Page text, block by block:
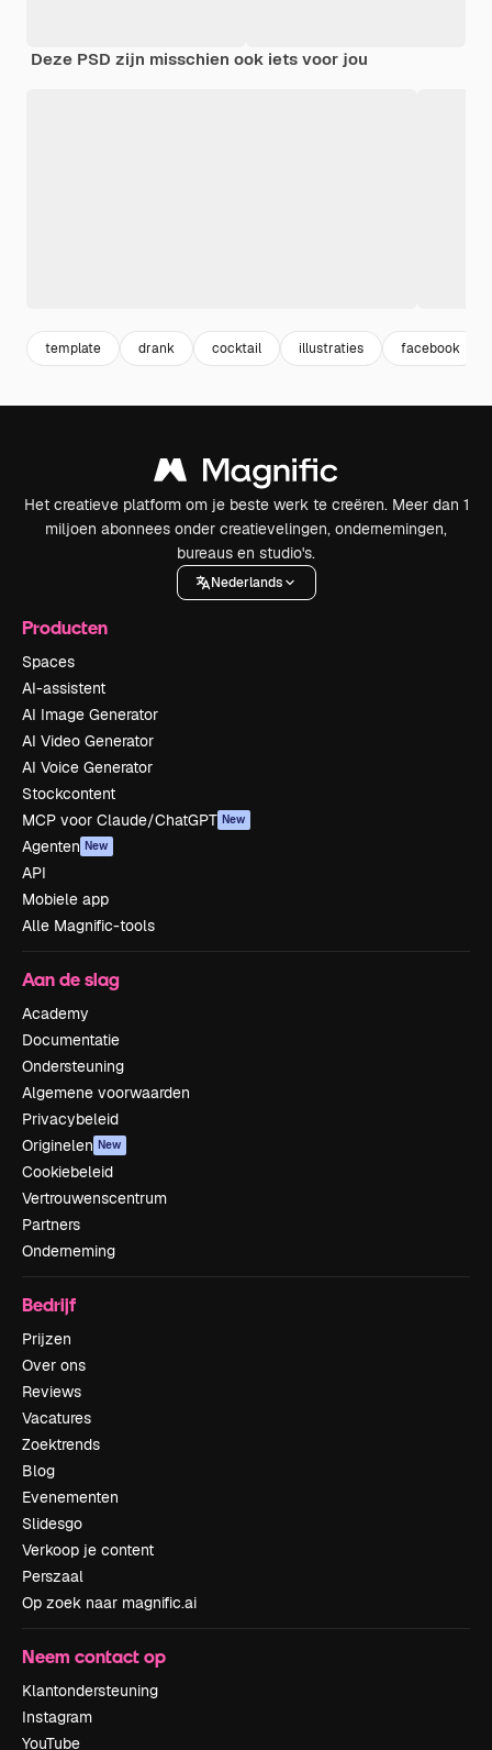
Deze PSD zijn misschien ook iets voor jou
template drank cocktail illustraties facebook
Het creatieve platform om je beste werk te creëren. Meer dan 1
miljoen abonnees onder creatievelingen, ondernemingen,
bureaus en studio's.
Nederlands
Producten
Spaces
AI-assistent
AI Image Generator
AI Video Generator
AI Voice Generator
Stockcontent
MCP voor Claude/ChatGPT New
Agenten New
API
Mobiele app
Alle Magnific-tools
Aan de slag
Academy
Documentatie
Ondersteuning
Algemene voorwaarden
Privacybeleid
Originelen New
Cookiebeleid
Vertrouwenscentrum
Partners
Onderneming
Bedrijf
Prijzen
Over ons
Reviews
Vacatures
Zoektrends
Blog
Evenementen
Slidesgo
Verkoop je content
Perszaal
Op zoek naar magnific.ai
Neem contact op
Klantondersteuning
Instagram
YouTube